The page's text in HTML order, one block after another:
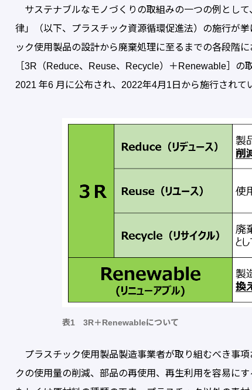
サステナブルなモノづくりの取組みの一つの例とし
律」（以下、プラスチック資源循環促進法）の施行が
ック使用製品の設計から廃棄処理に至るまでの各段階
［3R（Reduce、Reuse、Recycle）＋Renewable］
2021 年6 月に公布され、2022年4月1日から施行されて
表1 3R＋Renewableについて
プラスチック使用製品製造事業者が取り組むべき事
クの使用量の削減、部品の再使用、再生利用を容易に